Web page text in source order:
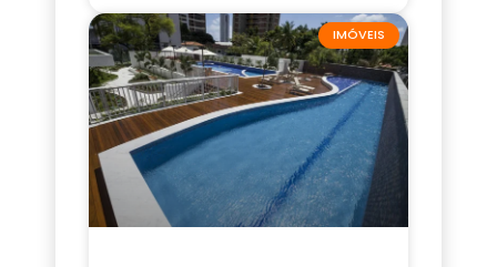
IMÓVEIS